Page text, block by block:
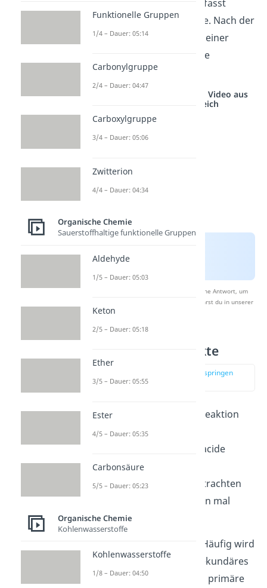
Die Mannich Reaktion umfasst
mehrere Reaktionsschritte. Nach der
Aktivierungkommt es zu einer
, die
Aminoalkylierung
Studyflix vernetzt: Hier ein Video aus
einem anderen Bereich
Nach Beantwortung speichern wir deine Antwort, um
Studyflix zu verbessern. Mehr dazu erfährst du in unserer
Produkte und Edukte
zur Stelle im Video springen
(00:30)
DieEdukte
der Mannich Reaktion
sindim Allgemeinen eine
Aminokomponente, eine acide
Komponente und eine
Carbonylkomponente.
Betrachten
wir die Eduktkomponenten mal
genauer:
: Häufig wird
Ammoniak oder ein sekundäres
Amin verwendet. Auch primäre
Funktionelle Gruppen
1/4 – Dauer: 05:14
Carbonylgruppe
2/4 – Dauer: 04:47
Carboxylgruppe
3/4 – Dauer: 05:06
Zwitterion
4/4 – Dauer: 04:34
Organische Chemie
Sauerstoffhaltige funktionelle Gruppen
Aldehyde
1/5 – Dauer: 05:03
Keton
2/5 – Dauer: 05:18
Ether
3/5 – Dauer: 05:55
Ester
4/5 – Dauer: 05:35
Carbonsäure
5/5 – Dauer: 05:23
Organische Chemie
Kohlenwasserstoffe
Kohlenwasserstoffe
1/8 – Dauer: 04:50